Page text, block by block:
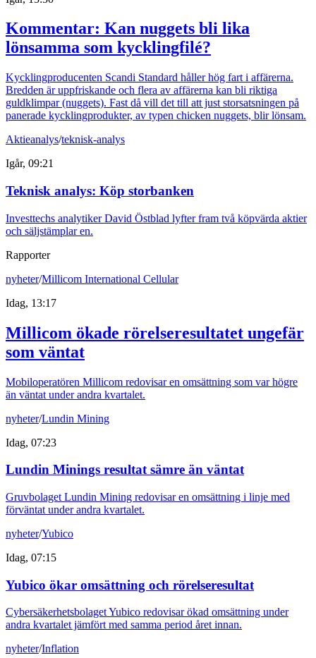
Kommentar: Kan nuggets bli lika
lönsamma som kycklingfilé?
Kycklingproducenten Scandi Standard håller hög fart i affärerna.
Bredden är uppfriskande och flera av affärerna kan bli riktiga
guldklimpar (nuggets). Fast då vill det till att just storsatsningen på
panerade kycklingprodukter, av typen chicken nuggets, blir lönsam.
Aktieanalys/teknisk-analys
Igår, 09:21
Teknisk analys: Köp storbanken
Investtechs analytiker David Östblad lyfter fram två köpvärda aktier
och säljstämplar en.
Rapporter
nyheter/Millicom International Cellular
Idag, 13:17
Millicom ökade rörelseresultatet ungefär
som väntat
Mobiloperatören Millicom redovisar en omsättning som var högre
än väntat under andra kvartalet.
nyheter/Lundin Mining
Idag, 07:23
Lundin Minings resultat sämre än väntat
Gruvbolaget Lundin Mining redovisar en omsättning i linje med
förväntat under andra kvartalet.
nyheter/Yubico
Idag, 07:15
Yubico ökar omsättning och rörelseresultat
Cybersäkerhetsbolaget Yubico redovisar ökad omsättning under
andra kvartalet jämfört med samma period året innan.
nyheter/Inflation